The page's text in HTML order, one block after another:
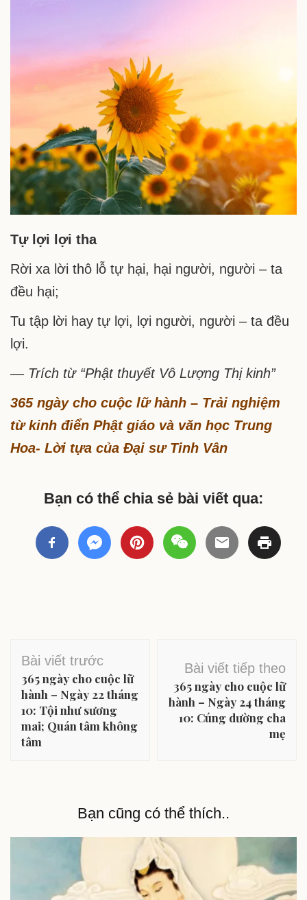
Tự lợi lợi tha
Rời xa lời thô lỗ tự hại, hại người, người – ta
đều hại;
Tu tập lời hay tự lợi, lợi người, người – ta đều
lợi.
— Trích từ “Phật thuyết Vô Lượng Thị kinh”
365 ngày cho cuộc lữ hành – Trải nghiệm
từ kinh điển Phật giáo và văn học Trung
Hoa- Lời tựa của Đại sư Tinh Vân
Bạn có thể chia sẻ bài viết qua:
Điều
hướng
bài
viết
Bài viết trước
365 ngày cho cuộc lữ
hành – Ngày 22 tháng
10: Tội như sương
mai; Quán tâm không
tâm
Bài viết tiếp theo
365 ngày cho cuộc lữ
hành – Ngày 24 tháng
10: Cúng dường cha
mẹ
Bạn cũng có thể thích..